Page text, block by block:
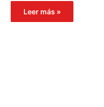
Leer más »